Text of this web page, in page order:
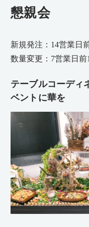
懇親会
新規発注：14営業日
数量変更：7営業日前
テーブルコーディ
ベントに華を